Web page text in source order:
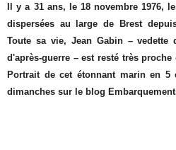
Il y a 31 ans, le 18 novembre 1976,
dispersées au large de Brest
Toute sa vie, Jean Gabin – vedette
d'après-guerre – est resté très
Portrait de cet étonnant marin en 5
dimanches sur le blog